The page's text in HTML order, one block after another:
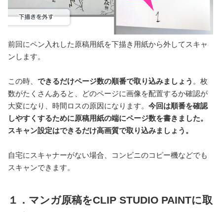
前回にペン入れした原稿用紙を下描き用紙から外してスキャ
ンします。
この時、 できるだけページ数の順番で取り込みましょう 。枚
数がたくさんあると、どのページに画像を配置するか確認が
大変になり、時間ロスの原因になります。 今回は順番を確認
しやすくするために原稿用紙の端にページ数を書きました。
スキャン設定はできるだけ高画質で取り込みましょう。
自宅にスキャナーがない場合、コンビニのコピー機などでも
スキャンできます。
１．マンガ原稿をCLIP STUDIO PAINTに取